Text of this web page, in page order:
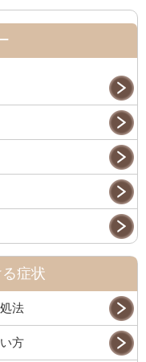
症状
法
方